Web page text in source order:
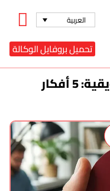
العربية
تحميل بروفايل الوكالة
استخدام الاستيكرات التسويقية: 5 أفكار